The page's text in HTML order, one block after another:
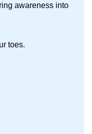
awareness into
toes.